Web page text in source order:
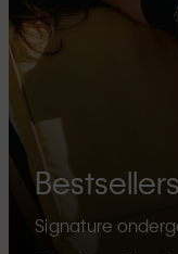
Bestsellers
Signature